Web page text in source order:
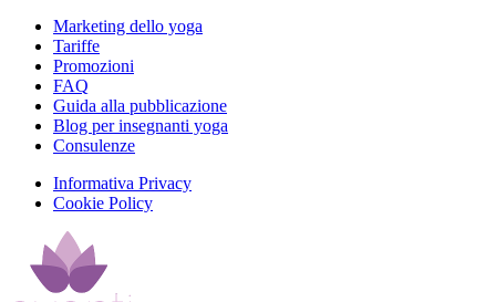
Marketing dello yoga
Tariffe
Promozioni
FAQ
Guida alla pubblicazione
Blog per insegnanti yoga
Consulenze
Informativa Privacy
Cookie Policy